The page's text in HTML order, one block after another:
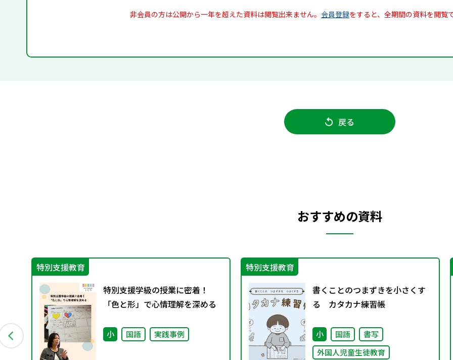
非会員の方は公開から一年を超えた資料は閲覧出来ません。 会員登録をすると、全期間の資料を閲覧
戻る
おすすめの資料
特別支援教育
特別支援学級の授業に密着！
「色と形」で心情理解を深める
小 国語 実践事例
特別支援教育
書くことのつまずきを小さくす
る カタカナ練習帳
小 国語
書写
外国人児童生徒教育